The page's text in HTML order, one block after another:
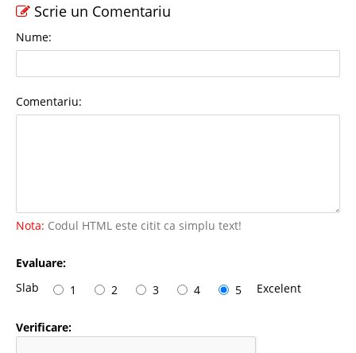
Scrie un Comentariu
Nume:
Comentariu:
Nota: Codul HTML este citit ca simplu text!
Evaluare:
Slab
1 2 3 4 5 Excelent
Verificare: